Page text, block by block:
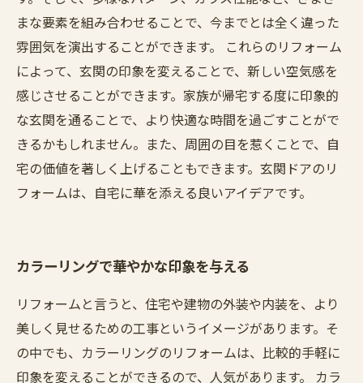
まな要素を組み合わせることで、今までとは全く違った
雰囲気を演出することができます。 これらのリフォーム
によって、玄関の印象を変えることで、新しい空気感を
感じさせることができます。家族が帰宅する度に印象的
な玄関を通ることで、より快適な時間を過ごすことがで
きるかもしれません。また、周囲の目を惹くことで、自
宅の価値を著しく上げることもできます。玄関ドアのリ
フォームは、自宅に華を添える良いアイデアです。
カラーリングで華やかな印象を与える
リフォームと言うと、住宅や建物の外装や内装を、より
美しく見せるための工事というイメージがあります。そ
の中でも、カラーリングのリフォームは、比較的手軽に
印象を変えることができるので、人気があります。 カラ